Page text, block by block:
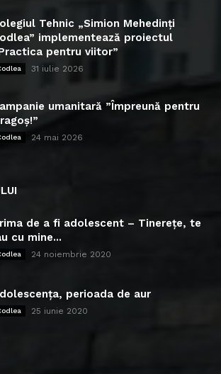
Tehnic „Simion Mehedinți
implementează proiectul
pentru viitor”
31 iulie 2026
umanitară ”Împreună pentru
24 mai 2026
de a fi adolescent – Tinerețe, te
cu mine...
24 noiembrie 2020
perioada de aur
25 iunie 2020